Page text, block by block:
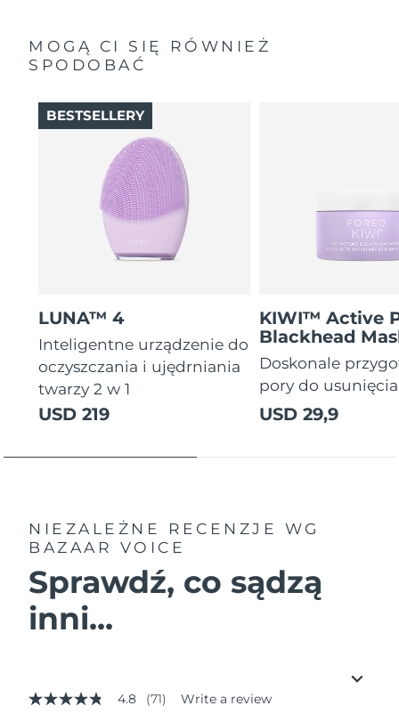
MOGĄ CI SIĘ RÓWNIEŻ
SPODOBAĆ
LUNA™ 4
Inteligentne urządzenie do
oczyszczania i ujędrniania
twarzy 2 w 1
USD 219
BESTSELLERY
KIWI™ Active
Blackhead
Doskonale
pory do
USD 29,9
NIEZALEŻNE RECENZJE
WG
BAZAAR VOICE
Sprawdź, co sądzą
inni...
4.8
4.8 (71) Write a review